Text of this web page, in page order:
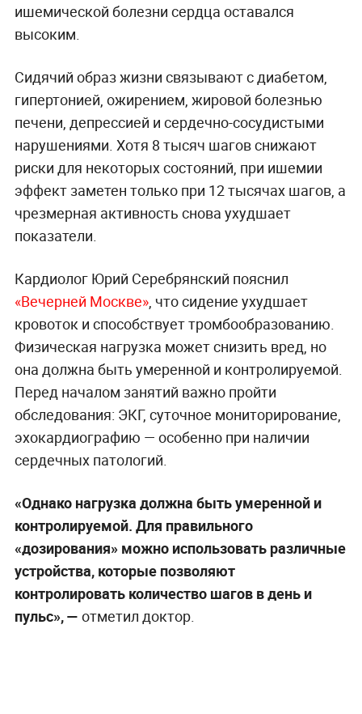
ишемической болезни сердца оставался
высоким.
Сидячий образ жизни связывают с диабетом,
гипертонией, ожирением, жировой болезнью
печени, депрессией и сердечно-сосудистыми
нарушениями. Хотя 8 тысяч шагов снижают
риски для некоторых состояний, при ишемии
эффект заметен только при 12 тысячах шагов, а
чрезмерная активность снова ухудшает
показатели.
Кардиолог Юрий Серебрянский пояснил
«Вечерней Москве», что сидение ухудшает
кровоток и способствует тромбообразованию.
Физическая нагрузка может снизить вред, но
она должна быть умеренной и контролируемой.
Перед началом занятий важно пройти
обследования: ЭКГ, суточное мониторирование,
эхокардиографию — особенно при наличии
сердечных патологий.
«Однако нагрузка должна быть умеренной и
контролируемой. Для правильного
«дозирования» можно использовать различные
устройства, которые позволяют
контролировать количество шагов в день и
пульс», — отметил доктор.